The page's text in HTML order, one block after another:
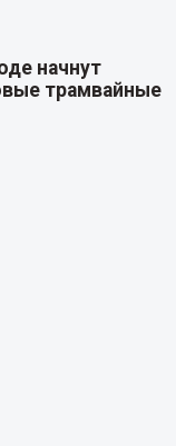
начнут
трамвайные